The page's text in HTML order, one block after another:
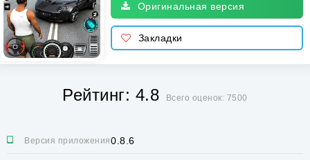
Оригинальная версия
Закладки
Рейтинг: 4.8 Всего оценок: 7500
Версия приложения:0.8.6